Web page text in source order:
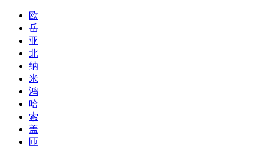
欧
岳
亚
北
纳
米
鸿
哈
索
盖
匝